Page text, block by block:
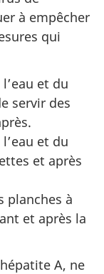
à empêcher
qui
et du
servir des
et du
et après
planches à
et après la
A, ne